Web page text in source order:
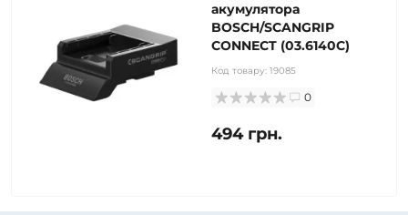
акумулятора
BOSCH/SCANGRIP
CONNECT (03.6140C)
Код товару: 19085
0
494 грн.